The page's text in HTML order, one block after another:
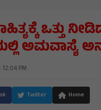
ಒತ್ತು
ಅಮವಾಸ್ಯೆ
PM
Twitter Home